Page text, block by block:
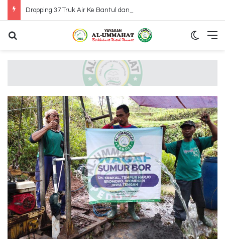
Dropping 37 Truk Air Ke Bantul dan Gunung Kidul Yogyakarta